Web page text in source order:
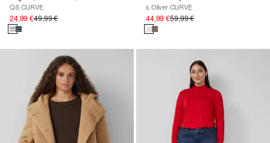
QS CURVE
24,99 €49,99 €
s.Oliver CURVE
44,99 €59,99 €